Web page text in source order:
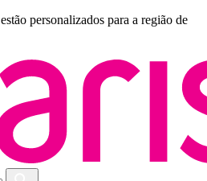
estão personalizados para a região de